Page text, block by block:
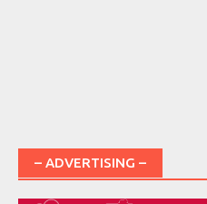
– ADVERTISING –